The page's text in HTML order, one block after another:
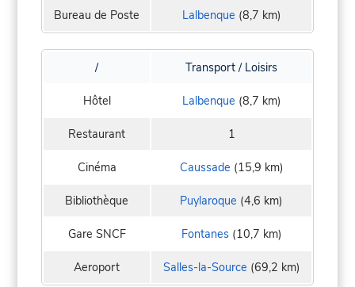
Bureau de Poste Lalbenque (8,7 km)
/ Transport / Loisirs
Hôtel Lalbenque (8,7 km)
Restaurant 1
Cinéma Caussade (15,9 km)
Bibliothèque Puylaroque (4,6 km)
Gare SNCF Fontanes(10,7 km)
Aeroport Salles-la-Source (69,2 km)